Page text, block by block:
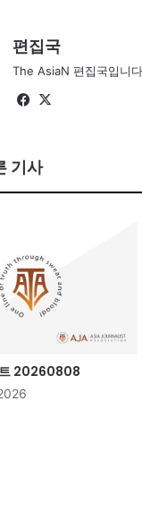
편집국
The AsiaN 편집국입니
Fa
ok
기사
20260808